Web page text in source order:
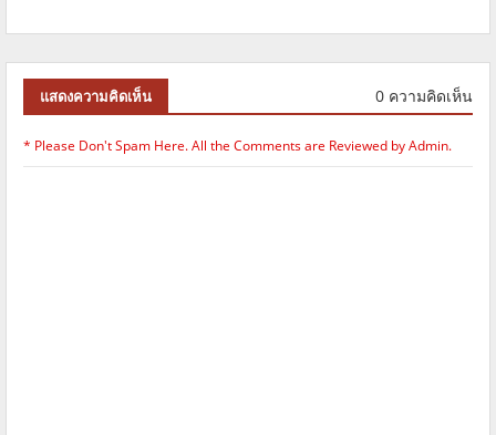
แสดงความคิดเห็น 0 ความคิดเห็น
* Please Don't Spam Here. All the Comments are Reviewed by Admin.